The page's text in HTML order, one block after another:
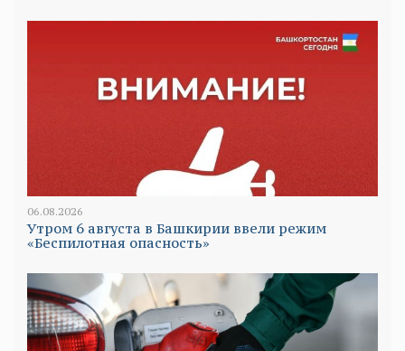
06.08.2026
Утром 6 августа в Башкирии ввели режим
«Беспилотная опасность»